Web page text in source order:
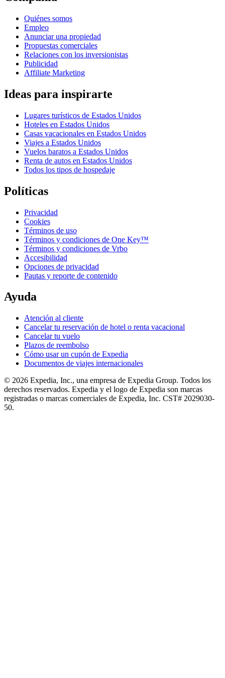
Quiénes somos
Empleo
Anunciar una propiedad
Propuestas comerciales
Relaciones con los inversionistas
Publicidad
Affiliate Marketing
Ideas para inspirarte
Lugares turísticos de Estados Unidos
Hoteles en Estados Unidos
Casas vacacionales en Estados Unidos
Viajes a Estados Unidos
Vuelos baratos a Estados Unidos
Renta de autos en Estados Unidos
Todos los tipos de hospedaje
Políticas
Privacidad
Cookies
Términos de uso
Términos y condiciones de One Key™
Términos y condiciones de Vrbo
Accesibilidad
Opciones de privacidad
Pautas y reporte de contenido
Ayuda
Atención al cliente
Cancelar tu reservación de hotel o renta vacacional
Cancelar tu vuelo
Plazos de reembolso
Cómo usar un cupón de Expedia
Documentos de viajes internacionales
© 2026 Expedia, Inc., una empresa de Expedia Group. Todos los
derechos reservados. Expedia y el logo de Expedia son marcas
registradas o marcas comerciales de Expedia, Inc. CST# 2029030-
50.